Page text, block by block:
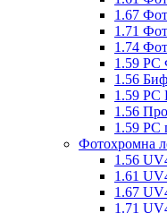
1.67
1.71
1.74
1.59 PC
1.56
1.59 PC
1.56
1.59 PC
Фотохромна
1.56
1.61
1.67
1.71